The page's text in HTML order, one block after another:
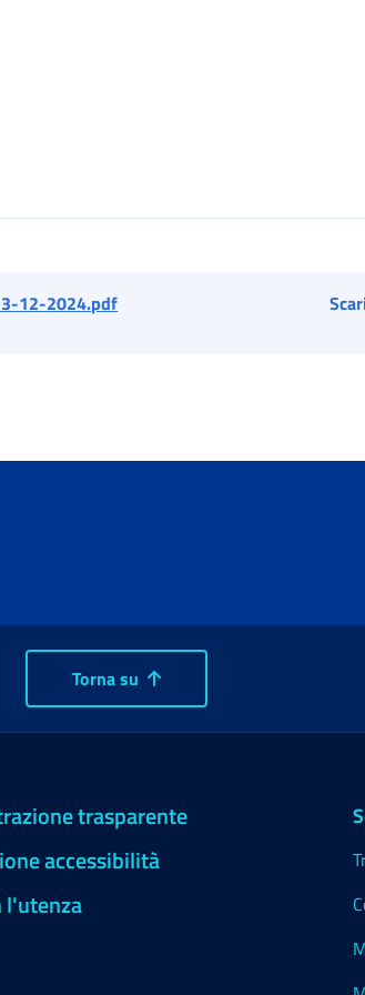
12-2024.pdf
Torna su
trasparente
accessibilità
l'utenza